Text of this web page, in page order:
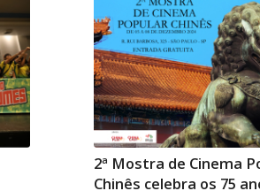
2ª Mostra de Cinema
Chinês celebra os 75